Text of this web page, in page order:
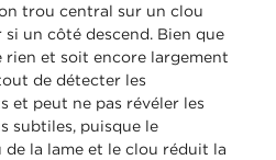
trou central sur un clou
un côté descend. Bien que
et soit encore largement
de détecter les
et peut ne pas révéler les
subtiles, puisque le
la lame et le clou réduit la